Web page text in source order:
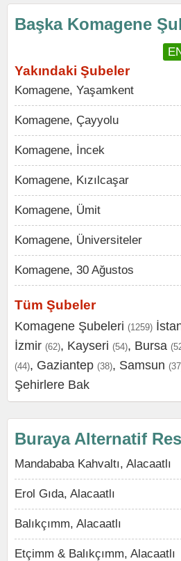
Başka Komagene
Yakındaki Şubeler
Komagene, Yaşamkent
Komagene, Çayyolu
Komagene, İncek
Komagene, Kızılcaşar
Komagene, Ümit
Komagene, Üniversiteler
Komagene, 30 Ağustos
Tüm Şubeler
Komagene Şubeleri (1259)
İzmir (62), Kayseri (54), Bursa
(44), Gaziantep (38), Samsun
Şehirlere Bak
Buraya Alternatif
Mandababa Kahvaltı, Alacaatlı
Erol Gıda, Alacaatlı
Balıkçımm, Alacaatlı
Etçimm & Balıkçımm, Alacaatlı